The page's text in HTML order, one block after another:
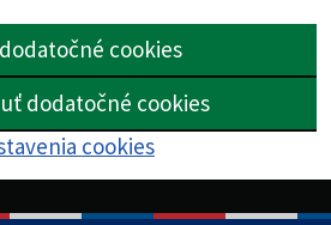
cookies
dodatočné cookies
cookies